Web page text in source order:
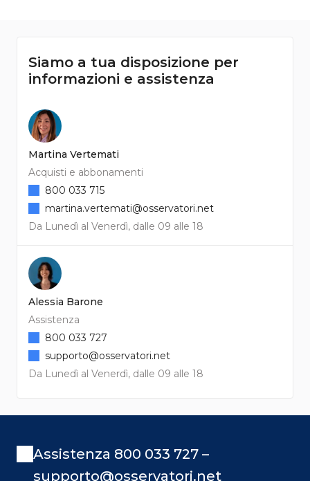
Siamo a tua disposizione per
informazioni e assistenza
Martina Vertemati
Acquisti e abbonamenti
Da Lunedì al Venerdì, dalle 09 alle 18
800 033 715
martina.vertemati@osservatori.net
Alessia Barone
Assistenza
Da Lunedì al Venerdì, dalle 09 alle 18
800 033 727
supporto@osservatori.net
Assistenza 800 033 727 –
supporto@osservatori.net